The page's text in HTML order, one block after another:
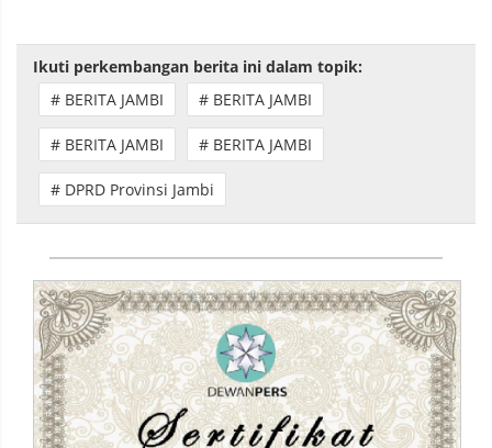
Ikuti perkembangan berita ini dalam topik:
# BERITA JAMBI
# BERITA JAMBI
# BERITA JAMBI # BERITA JAMBI
# DPRD Provinsi Jambi